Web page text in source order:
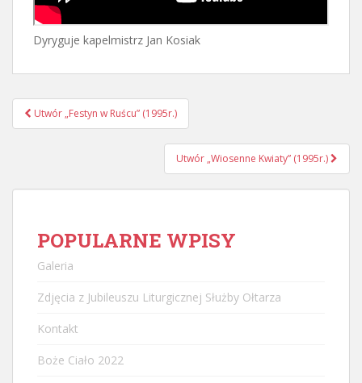
Dyryguje kapelmistrz Jan Kosiak
Nawigacja
postu
Utwór „Festyn w Ruścu” (1995r.)
Utwór „Wiosenne Kwiaty” (1995r.)
POPULARNE WPISY
Galeria
Zdjęcia z Jubileuszu Liturgicznej Służby Ołtarza
Kontakt
Boże Ciało 2022